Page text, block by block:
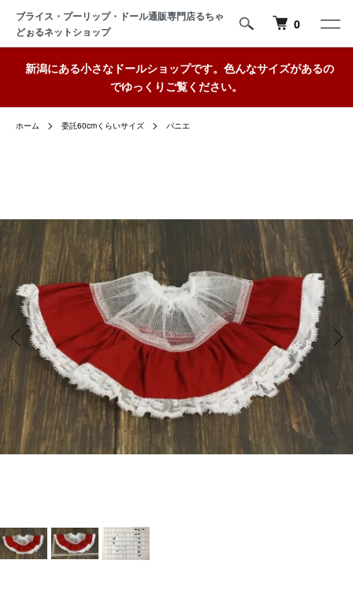
ブライス・プーリップ・ドール通販専門店るちゃ
どぉるネットショップ
0
新潟にある小さなドールショップです。色んなサイズがあるの
でゆっくりご覧ください。
ホーム 委託60cmくらいサイズ パニエ